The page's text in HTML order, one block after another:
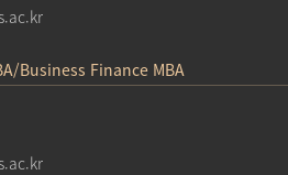
Business Finance MBA